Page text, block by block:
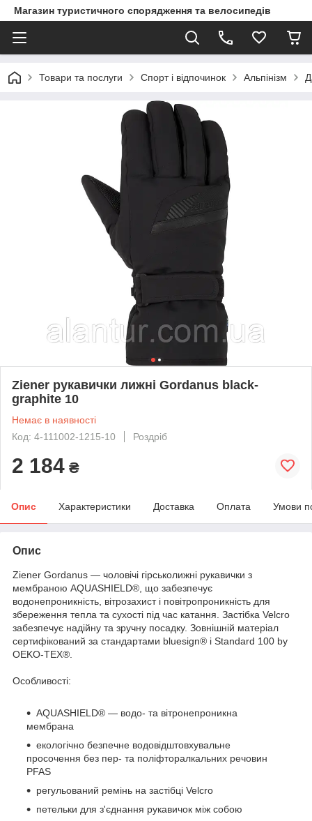
Магазин туристичного спорядження та велосипедів
Товари та послуги Спорт і відпочинок Альпінізм
Ziener рукавички лижні Gordanus black-
graphite 10
Немає в наявності
Код: 4-111002-1215-10
Роздріб
2 184 ₴
Опис Характеристики Доставка Оплата Умови
Опис
Ziener Gordanus — чоловічі гірськолижні рукавички з
мембраною AQUASHIELD®, що забезпечує
водонепроникність, вітрозахист і повітропроникність для
збереження тепла та сухості під час катання. Застібка Velcro
забезпечує надійну та зручну посадку. Зовнішній матеріал
сертифікований за стандартами bluesign® і Standard 100 by
OEKO-TEX®.
Особливості:
AQUASHIELD® — водо- та вітронепроникна
мембрана
екологічно безпечне водовідштовхувальне
просочення без пер- та поліфторалкальних речовин
PFAS
регульований ремінь на застібці Velcro
петельки для з'єднання рукавичок між собою